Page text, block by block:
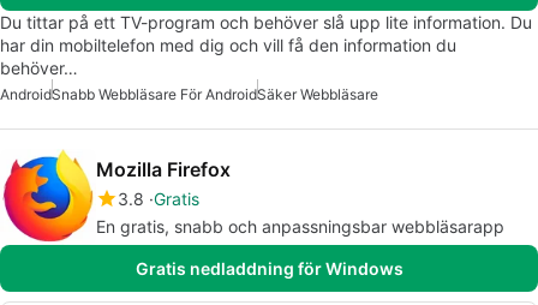
Du tittar på ett TV-program och behöver slå upp lite information. Du
har din mobiltelefon med dig och vill få den information du
behöver…
AndroidSnabb Webbläsare För AndroidSäker Webbläsare
Mozilla Firefox
3.8 Gratis
En gratis, snabb och anpassningsbar webbläsarapp
Gratis nedladdning för Windows